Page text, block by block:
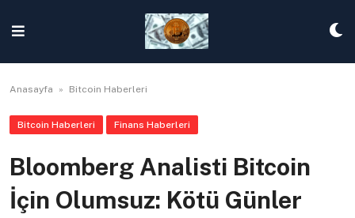
content
Anasayfa » Bitcoin Haberleri
Bitcoin Haberleri Finans Haberleri
Bloomberg Analisti Bitcoin
İçin Olumsuz: Kötü Günler